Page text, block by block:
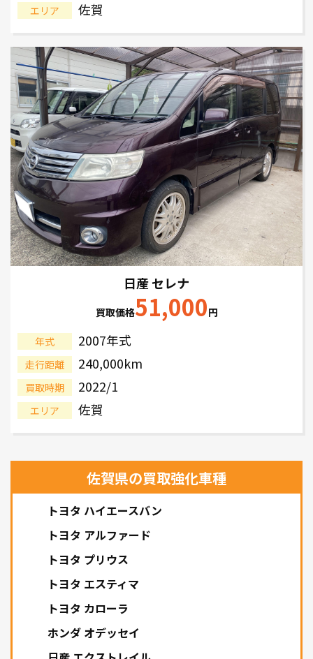
エリア 佐賀
日産 セレナ
買取価格51,000円
年式 2007年式
走行距離 240,000km
買取時期 2022/1
エリア 佐賀
佐賀県の買取強化車種
トヨタ ハイエースバン
トヨタ アルファード
トヨタ プリウス
トヨタ エスティマ
トヨタ カローラ
ホンダ オデッセイ